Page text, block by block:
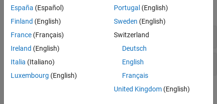
alle erweitern
Benutzerdefinierte Routinen
Reader und Writer
España (Español)
Finland (English)
France (Français)
Ireland (English)
Italia (Italiano)
Luxembourg (English)
Portugal (English)
Sweden (English)
Switzerland
Deutsch
English
Français
United Kingdom(English)